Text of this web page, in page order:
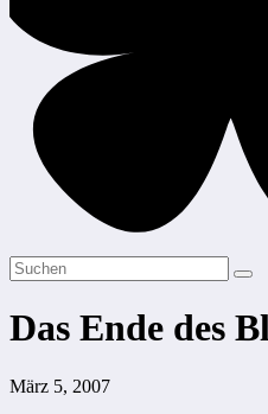
Das Ende des
März 5, 2007